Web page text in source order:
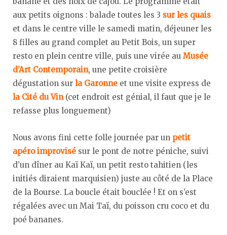
aux petits oignons : balade toutes les 3 sur les quais
et dans le centre ville le samedi matin, déjeuner les
8 filles au grand complet au Petit Bois, un super
resto en plein centre ville, puis une virée au Musée
d’Art Contemporain, une petite croisière
dégustation sur la Garonne et une visite express de
la Cité du Vin(cet endroit est génial, il faut que je le
refasse plus longuement)
Nous avons fini cette folle journée par un petit
apéro improvisé sur le pont de notre péniche, suivi
d’un dîner au Kaï Kaï, un petit resto tahitien (les
initiés diraient marquisien) juste au côté de la Place
de la Bourse. La boucle était bouclée ! Et on s’est
régalées avec un Mai Taï, du poisson cru coco et du
poé bananes.